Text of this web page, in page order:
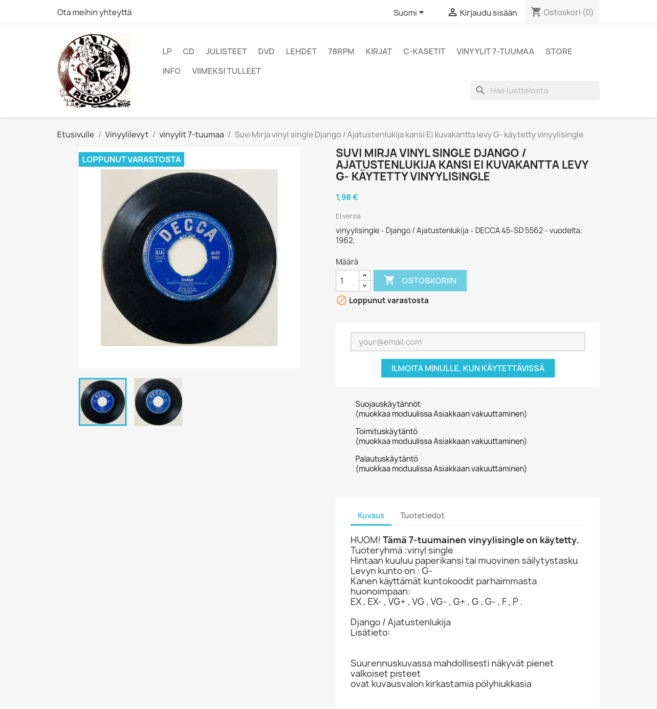
Ota meihin yhteyttä Suomi  Kirjaudu sisään shopping_cart Ostoskori (0)
LP CD JULISTEET DVD LEHDET 78RPM KIRJAT C-KASETIT VINYYLIT 7-TUUMAA
STORE
INFO
VIIMEKSI TULLEET
search
Etusivulle Vinyylilevyt vinyylit 7-tuumaa Suvi Mirja vinyl single Django / Ajatustenlukija kansi Ei kuvakantta levy G- käytetty vinyylisingle
LOPPUNUT VARASTOSTA
SUVI MIRJA VINYL SINGLE DJANGO /
AJATUSTENLUKIJA KANSI EI KUVAKANTTA LEVY
G- KÄYTETTY VINYYLISINGLE
1,98 €
Ei veroa
vinyylisingle - Django / Ajatustenlukija - DECCA 45-SD 5562 - vuodelta:
1962,
Määrä
 OSTOSKORIIN
 Loppunut varastosta
ILMOITA MINULLE, KUN KÄYTETTÄVISSÄ
Suojauskäytännöt
(muokkaa moduulissa Asiakkaan vakuuttaminen)
Toimituskäytäntö
(muokkaa moduulissa Asiakkaan vakuuttaminen)
Palautuskäytäntö
(muokkaa moduulissa Asiakkaan vakuuttaminen)
Kuvaus Tuotetiedot
HUOM! Tämä 7-tuumainen vinyylisingle on käytetty.
Tuoteryhmä :vinyl single
Hintaan kuuluu paperikansi tai muovinen säilytystasku
Levyn kunto on : G-
Kanen käyttämät kuntokoodit parhaimmasta
huonoimpaan:
EX , EX- , VG+ , VG , VG- , G+ , G , G- , F , P .
Django / Ajatustenlukija
Lisätieto:
Suurennuskuvassa mahdollisesti näkyvät pienet
valkoiset pisteet
ovat kuvausvalon kirkastamia pölyhiukkasia